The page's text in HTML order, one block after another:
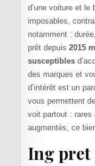
d’une voiture et le
imposables,
notamment :
prêt depuis 2015
susceptibles
des marques et
d’intérêt est un
vous permettent
voit partout : rares
augmentés, ce
Ing pret